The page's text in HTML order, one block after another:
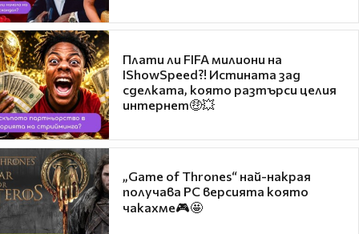
Плати ли FIFA милиони на
IShowSpeed?! Истината зад
сделката, която разтърси целия
интернет🤑💥
„Game of Thrones“ най-накрая
получава PC версията която
чакахме🎮🤩